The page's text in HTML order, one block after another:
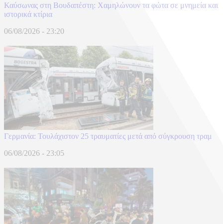
Καύσωνας στη Βουδαπέστη: Χαμηλώνουν τα φώτα σε μνημεία και
ιστορικά κτίρια
06/08/2026 - 23:20
Γερμανία: Τουλάχιστον 25 τραυματίες μετά από σύγκρουση τραμ
06/08/2026 - 23:05